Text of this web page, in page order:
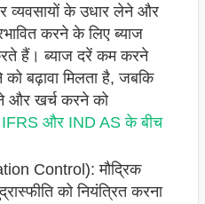
व्यवसायों के उधार लेने और
करने के लिए ब्याज
हैं। ब्याज दरें कम करने
बढ़ावा मिलता है, जबकि
और खर्च करने को
IFRS और IND AS के बीच
Control): मौद्रिक
को नियंत्रित करना